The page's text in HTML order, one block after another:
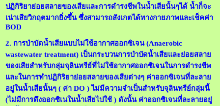
ปฏิกิริยาย่อยสลายของเสียและการดำรงชีพในน้ำเสียนั้นๆได้ น้ำก็จะ
เน่าเสียวิกฤตมากยิ่งขึ้น ซึ่งสามารถสังเกตได้ทางกายภาพและเช็คค่า
BOD
2. การบำบัดน้ำเสียแบบไม่ใช้อากาศออกซิเจน (Anaerobic
wastewater treatment) เป็นกระบวนการบำบัดน้ำเสียและย่อยสลาย
ของเสียสำหรับกลุ่มจุลินทรีย์ที่ไม่ใช้อากาศออกซิเจนในการดำรงชีพ
และในการทำปฏิกิริยาย่อยสลายของเสียต่างๆ ค่าออกซิเจนที่ละลาย
อยู่ในน้ำเสียนั้นๆ ( ค่า DO ) ไม่มีความจำเป็นสำหรับจุลินทรีย์กลุ่มนี้
(ไม่มีการดึงออกซิเนในน้ำเสียไปใช้ ) ดังนั้น ค่าออกซิเจนที่ละลายอยู่